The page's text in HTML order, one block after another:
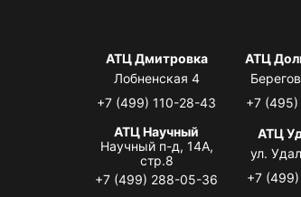
АТЦ Дмитровка
Лобненская 4
+7 (499) 110-28-43
АТЦ
+7
АТЦ Научный
Научный п-д, 14А,
стр.8
+7 (499) 288-05-36
АТЦ
ул.
+7